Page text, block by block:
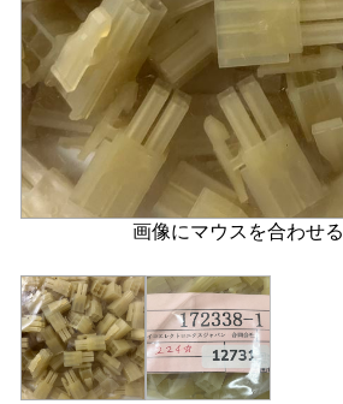
画像にマウスを合わせ